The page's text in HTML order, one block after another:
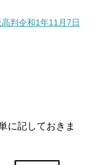
高判令和1年11月7日
に記しておきま